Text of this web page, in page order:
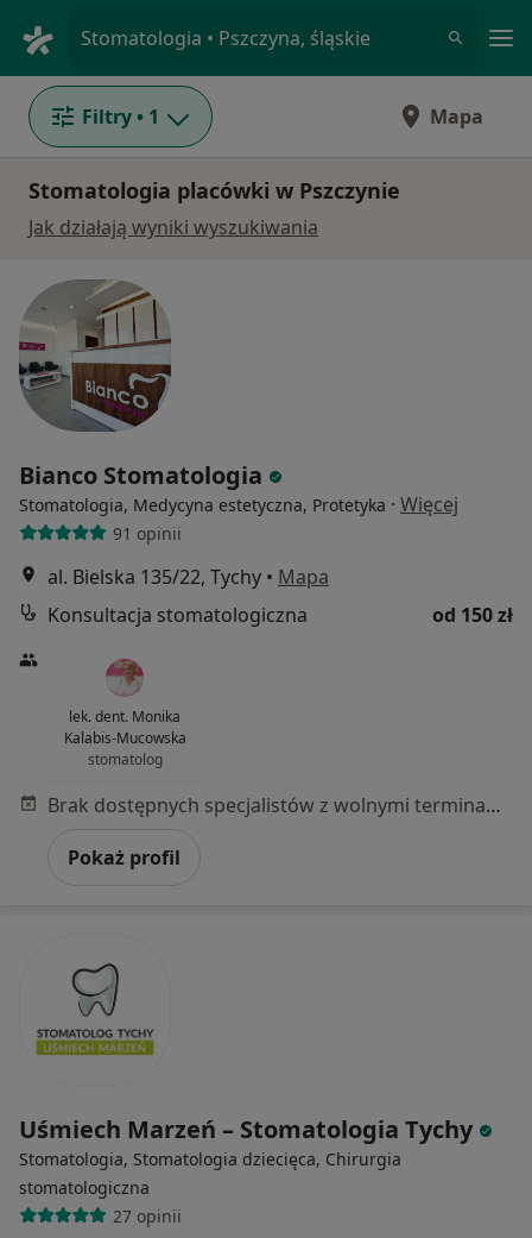
Stomatologia • Pszczyna, śląskie
Filtry • 1 Mapa
Stomatologia placówki w Pszczynie
Jak działają wyniki wyszukiwania
Bianco Stomatologia
Stomatologia, Medycyna estetyczna, Protetyka · Więcej
91 opinii
al. Bielska 135/22, Tychy • Mapa
Konsultacja stomatologiczna
od 150 zł
lek. dent. Monika
Kalabis-Mucowska
stomatolog
Brak dostępnych specjalistów z wolnymi terminami w tym centrum medycznym.
Pokaż profil
Uśmiech Marzeń – Stomatologia Tychy
Stomatologia, Stomatologia dziecięca, Chirurgia
stomatologiczna
27 opinii